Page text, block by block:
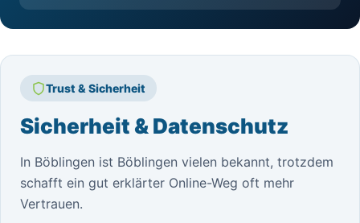
Trust & Sicherheit
Sicherheit & Datenschutz
In Böblingen ist Böblingen vielen bekannt, trotzdem
schafft ein gut erklärter Online-Weg oft mehr
Vertrauen.